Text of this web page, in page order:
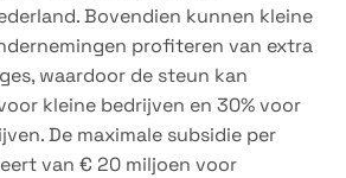
Bovendien kunnen kleine
profiteren van extra
waardoor de steun kan
kleine bedrijven en 30% voor
De maximale subsidie per
van € 20 miljoen voor